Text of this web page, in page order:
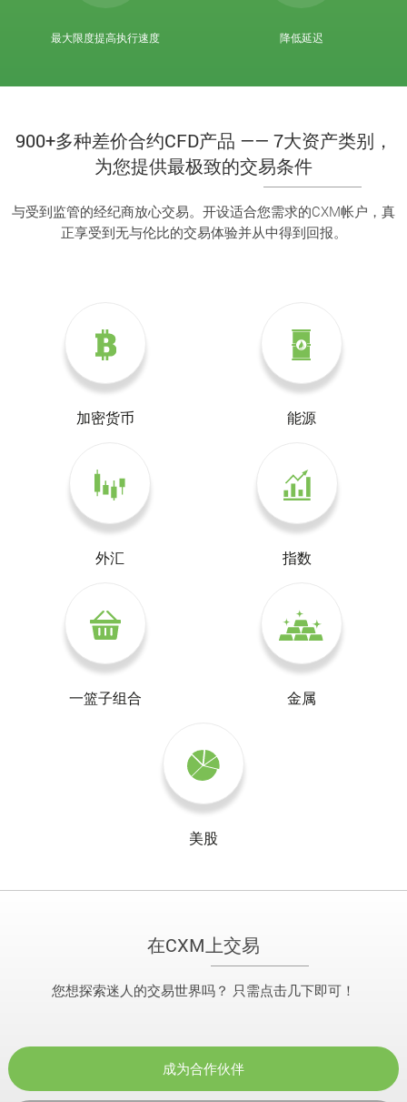
最大限度提高执行速度 降低延迟
900+多种差价合约CFD产品 —— 7大资产类别，
为您提供最极致的交易条件
与受到监管的经纪商放心交易。开设适合您需求的CXM帐户，真
正享受到无与伦比的交易体验并从中得到回报。
加密货币 能源
外汇 指数
一篮子组合 金属
美股
在CXM上交易
您想探索迷人的交易世界吗？ 只需点击几下即可！
成为合作伙伴